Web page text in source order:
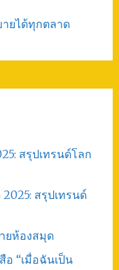
ยได้ทุกตลาด
สรุปเทรนด์โลก
สรุปเทรนด์
ยห้องสมุด
อ “เมื่อฉันเป็น